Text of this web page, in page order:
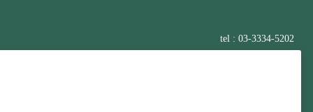
tel : 03-3334-5202